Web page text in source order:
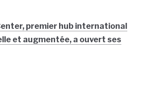
premier hub international
et augmentée, a ouvert ses